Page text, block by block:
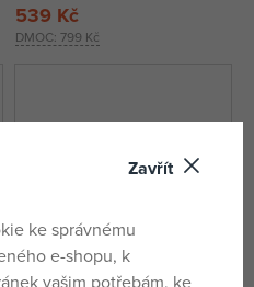
DMOC: 799 Kč
539 Kč
Zavřít
ke správnému
e-shopu, k
vašim potřebám, ke